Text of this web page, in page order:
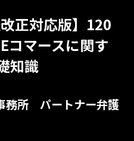
正対応版】120
マースに関す
知識
務所 パートナー弁護